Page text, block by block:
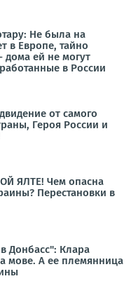
Не была на
в Европе, тайно
дома ей не могут
в России
от самого
Героя России и
ЯЛТЕ! Чем опасна
Перестановки в
Донбасс": Клара
мове. А ее племянница